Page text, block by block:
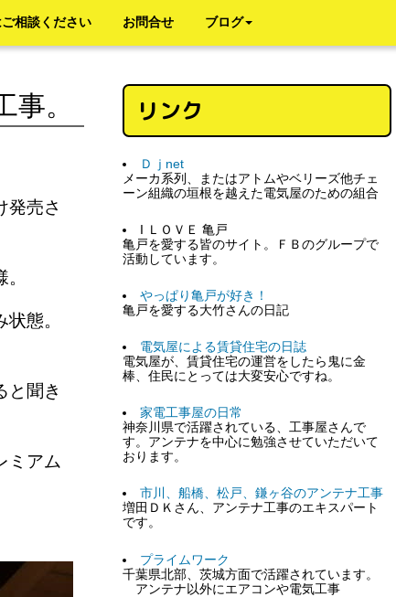
相談ください お問合せ ブログ
。
発売さ
。
態。
と聞き
ミアム
リンク
Ｄｊnet
メーカ系列、またはアトムやベリーズ他チェ
ーン組織の垣根を越えた電気屋のための組合
I ＬＯＶＥ 亀戸
亀戸を愛する皆のサイト。ＦＢのグループで
活動しています。
やっぱり亀戸が好き！
亀戸を愛する大竹さんの日記
電気屋による賃貸住宅の日誌
電気屋が、賃貸住宅の運営をしたら鬼に金
棒、住民にとっては大変安心ですね。
家電工事屋の日常
神奈川県で活躍されている、工事屋さんで
す。アンテナを中心に勉強させていただいて
おります。
市川、船橋、松戸、鎌ヶ谷のアンテナ工事
増田ＤＫさん、アンテナ工事のエキスパート
です。
プライムワーク
千葉県北部、茨城方面で活躍されています。
アンテナ以外にエアコンや電気工事